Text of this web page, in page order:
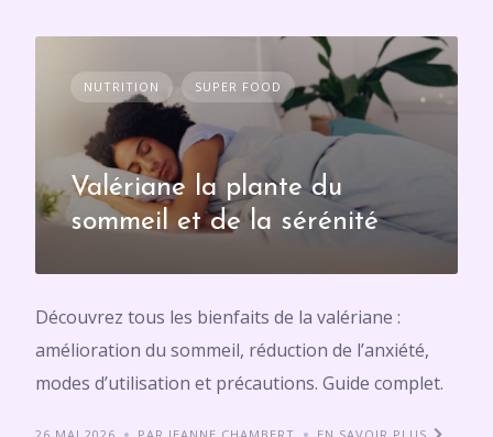
NUTRITION SUPER FOOD
Valériane la plante du
sommeil et de la sérénité
Découvrez tous les bienfaits de la valériane :
amélioration du sommeil, réduction de l’anxiété,
modes d’utilisation et précautions. Guide complet.